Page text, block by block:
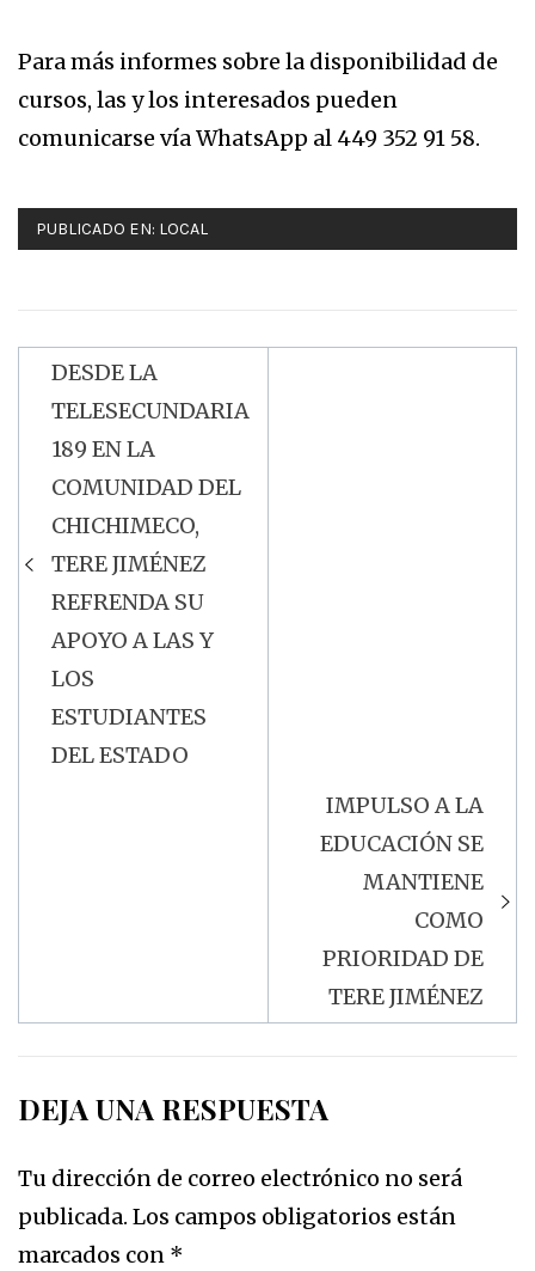
Para más informes sobre la disponibilidad de
cursos, las y los interesados pueden
comunicarse vía WhatsApp al 449 352 91 58.
PUBLICADO EN: LOCAL
Navegación
de
entradas
DESDE LA
TELESECUNDARIA
189 EN LA
COMUNIDAD DEL
CHICHIMECO,
TERE JIMÉNEZ
REFRENDA SU
APOYO A LAS Y
LOS
ESTUDIANTES
DEL ESTADO
IMPULSO A LA
EDUCACIÓN SE
MANTIENE
COMO
PRIORIDAD DE
TERE JIMÉNEZ
DEJA UNA RESPUESTA
Tu dirección de correo electrónico no será
publicada. Los campos obligatorios están
marcados con *